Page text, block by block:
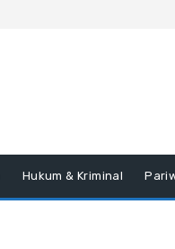
Hukum & Kriminal